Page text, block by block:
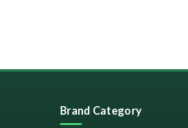
Brand Category